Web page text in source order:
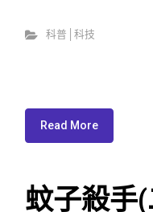
科普│科技
Read More
蚊子殺手